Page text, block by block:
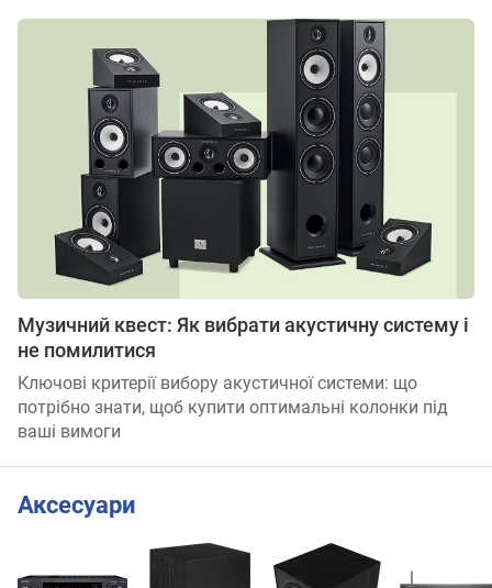
Музичний квест: Як вибрати акустичну систему і
не помилитися
Ключові критерії вибору акустичної системи: що
потрібно знати, щоб купити оптимальні колонки під
ваші вимоги
Аксесуари